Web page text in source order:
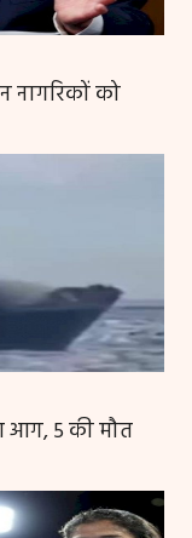
नागरिकों को
आग, 5 की मौत